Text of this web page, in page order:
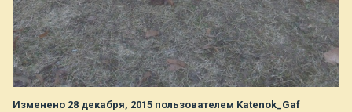
Изменено 28 декабря, 2015 пользователем Katenok_Gaf